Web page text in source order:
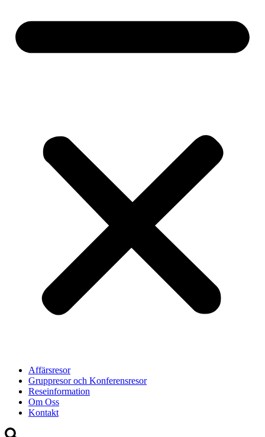
Affärsresor
Gruppresor och Konferensresor
Reseinformation
Om Oss
Kontakt